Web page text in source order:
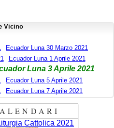
Vicino
Ecuador Luna 30 Marzo 2021
Ecuador Luna 1 Aprile 2021
Luna 3 Aprile 2021
Ecuador Luna 5 Aprile 2021
Ecuador Luna 7 Aprile 2021
Cattolica 2021